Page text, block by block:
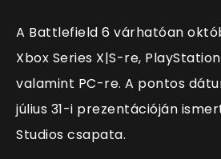
A Battlefield 6 várhatóan
Xbox Series X|S-re,
valamint PC-re. A pontos
július 31-i prezentációján
Studios csapata.